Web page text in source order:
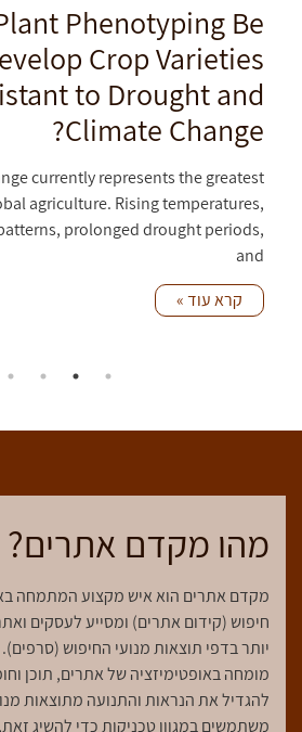
Phenotyping Be
Crop Varieties
to Drought and
Climate Change?
currently represents the greatest
agriculture. Rising temperatures,
prolonged drought periods,
and
קרא עוד »
מהו מקדם אתרים?
מקדם אתרים הוא איש מקצוע המתמחה
חיפוש (קידום אתרים) ומסייע לעסקים
יותר בדפי תוצאות מנועי החיפוש
מומחה באופטימיזציה של אתרים, תוכן
להגדיל את הנראות והתנועה מתוצאות
משתמשים במגוון טכניקות כדי להשיג